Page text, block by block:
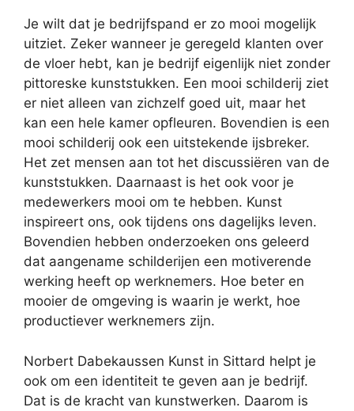
Je wilt dat je bedrijfspand er zo mooi mogelijk
uitziet. Zeker wanneer je geregeld klanten over
de vloer hebt, kan je bedrijf eigenlijk niet zonder
pittoreske kunststukken. Een mooi schilderij ziet
er niet alleen van zichzelf goed uit, maar het
kan een hele kamer opfleuren. Bovendien is een
mooi schilderij ook een uitstekende ijsbreker.
Het zet mensen aan tot het discussiëren van de
kunststukken. Daarnaast is het ook voor je
medewerkers mooi om te hebben. Kunst
inspireert ons, ook tijdens ons dagelijks leven.
Bovendien hebben onderzoeken ons geleerd
dat aangename schilderijen een motiverende
werking heeft op werknemers. Hoe beter en
mooier de omgeving is waarin je werkt, hoe
productiever werknemers zijn.
Norbert Dabekaussen Kunst in Sittard helpt je
ook om een identiteit te geven aan je bedrijf.
Dat is de kracht van kunstwerken. Daarom is